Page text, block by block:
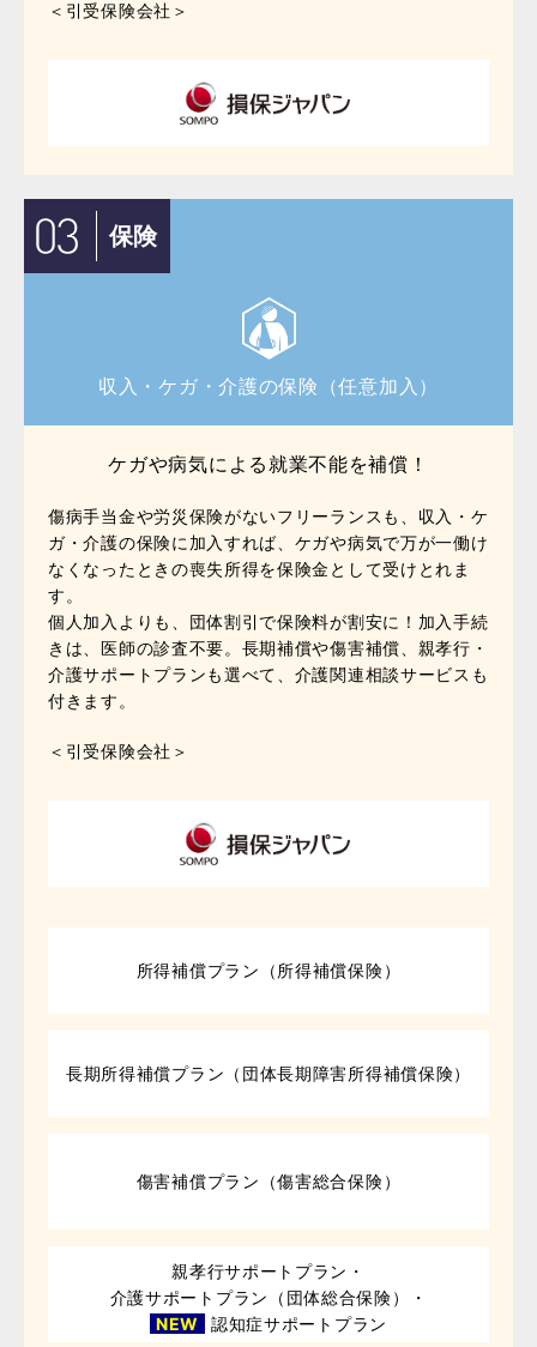
＜引受保険会社＞
保険
収入・ケガ・介護の保険（任意加入）
ケガや病気による就業不能を補償！
傷病手当金や労災保険がないフリーランスも、収入・ケ
ガ・介護の保険に加入すれば、ケガや病気で万が一働け
なくなったときの喪失所得を保険金として受けとれま
す。
個人加入よりも、団体割引で保険料が割安に！加入手続
きは、医師の診査不要。長期補償や傷害補償、親孝行・
介護サポートプランも選べて、介護関連相談サービスも
付きます。
＜引受保険会社＞
所得補償プラン（所得補償保険）
長期所得補償プラン（団体長期障害所得補償保険）
傷害補償プラン（傷害総合保険）
親孝行サポートプラン・
介護サポートプラン（団体総合保険）・
NEW
認知症サポートプラン